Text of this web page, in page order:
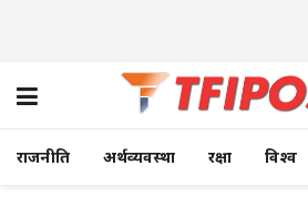
राजनीति अर्थव्यवस्था रक्षा विश्व